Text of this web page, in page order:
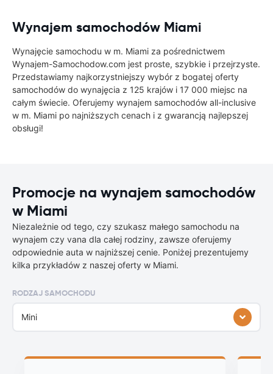
Wynajem samochodów Miami
Wynajęcie samochodu w m. Miami za pośrednictwem
Wynajem-Samochodow.com jest proste, szybkie i przejrzyste.
Przedstawiamy najkorzystniejszy wybór z bogatej oferty
samochodów do wynajęcia z 125 krajów i 17 000 miejsc na
całym świecie. Oferujemy wynajem samochodów all-inclusive
w m. Miami po najniższych cenach i z gwarancją najlepszej
obsługi!
Promocje na wynajem samochodów
w Miami
Niezależnie od tego, czy szukasz małego samochodu na
wynajem czy vana dla całej rodziny, zawsze oferujemy
odpowiednie auta w najniższej cenie. Poniżej prezentujemy
kilka przykładów z naszej oferty w Miami.
RODZAJ SAMOCHODU
Mini